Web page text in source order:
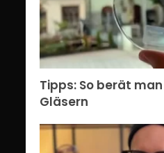
Tipps: So berät
Gläsern